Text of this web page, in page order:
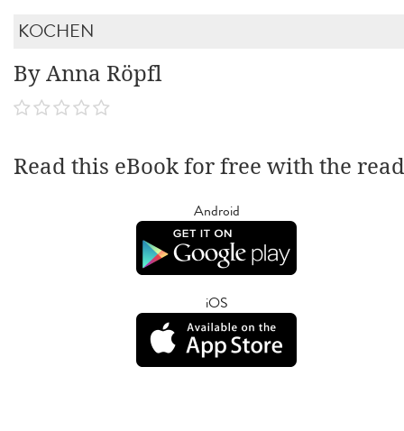
KOCHEN
By Anna Röpfl
Read this eBook for free with the
Android
iOS